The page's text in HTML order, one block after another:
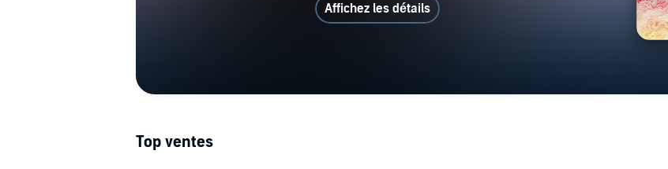
Affichez les détails
Top ventes